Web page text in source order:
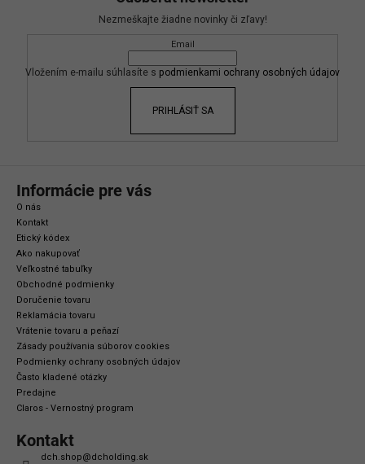
Nezmeškajte žiadne novinky či zľavy!
Email
Vložením e-mailu súhlasíte s podmienkami ochrany osobných údajov
PRIHLÁSIŤ SA
Informácie pre vás
O nás
Kontakt
Etický kódex
Ako nakupovať
Veľkostné tabuľky
Obchodné podmienky
Doručenie tovaru
Reklamácia tovaru
Vrátenie tovaru a peňazí
Zásady používania súborov cookies
Podmienky ochrany osobných údajov
Často kladené otázky
Predajne
Claros - Vernostný program
Kontakt
dch.shop@dcholding.sk